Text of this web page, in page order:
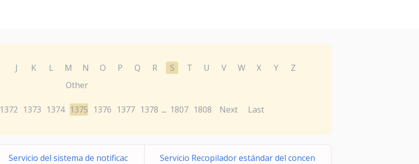
J K L M N O P Q R S T U V W X Y
Z
Other
1372 1373 1374 1375 1376 1377 1378 ... 1807 1808 Next Last
Servicio del sistema de notificac
Servicio Recopilador estándar del concen